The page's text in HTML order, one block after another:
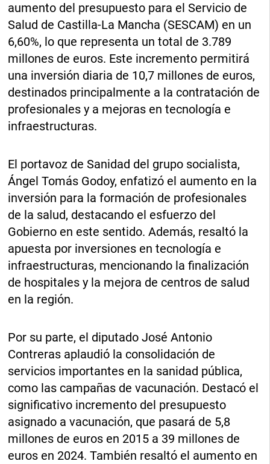
aumento del presupuesto para el Servicio de
Salud de Castilla-La Mancha (SESCAM) en un
6,60%, lo que representa un total de 3.789
millones de euros. Este incremento permitirá
una inversión diaria de 10,7 millones de euros,
destinados principalmente a la contratación de
profesionales y a mejoras en tecnología e
infraestructuras.
El portavoz de Sanidad del grupo socialista,
Ángel Tomás Godoy, enfatizó el aumento en la
inversión para la formación de profesionales
de la salud, destacando el esfuerzo del
Gobierno en este sentido. Además, resaltó la
apuesta por inversiones en tecnología e
infraestructuras, mencionando la finalización
de hospitales y la mejora de centros de salud
en la región.
Por su parte, el diputado José Antonio
Contreras aplaudió la consolidación de
servicios importantes en la sanidad pública,
como las campañas de vacunación. Destacó el
significativo incremento del presupuesto
asignado a vacunación, que pasará de 5,8
millones de euros en 2015 a 39 millones de
euros en 2024. También resaltó el aumento en